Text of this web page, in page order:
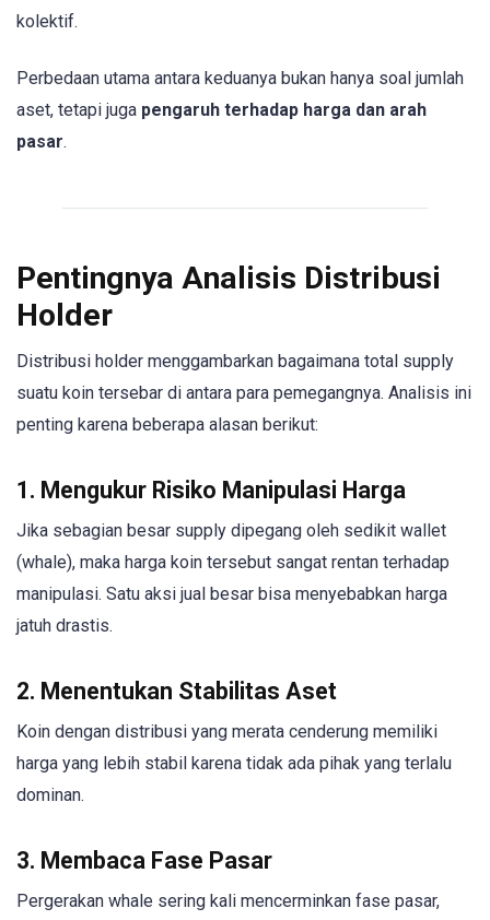
kolektif.
Perbedaan utama antara keduanya bukan hanya soal jumlah
aset, tetapi juga pengaruh terhadap harga dan arah
pasar.
Pentingnya Analisis Distribusi
Holder
Distribusi holder menggambarkan bagaimana total supply
suatu koin tersebar di antara para pemegangnya. Analisis ini
penting karena beberapa alasan berikut:
1. Mengukur Risiko Manipulasi Harga
Jika sebagian besar supply dipegang oleh sedikit wallet
(whale), maka harga koin tersebut sangat rentan terhadap
manipulasi. Satu aksi jual besar bisa menyebabkan harga
jatuh drastis.
2. Menentukan Stabilitas Aset
Koin dengan distribusi yang merata cenderung memiliki
harga yang lebih stabil karena tidak ada pihak yang terlalu
dominan.
3. Membaca Fase Pasar
Pergerakan whale sering kali mencerminkan fase pasar,